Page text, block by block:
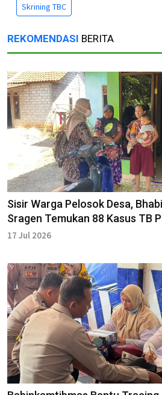
Skrining TBC
REKOMENDASI BERITA
Sisir Warga Pelosok Desa,
Sragen Temukan 88 Kasus TB
17 Jul 2026